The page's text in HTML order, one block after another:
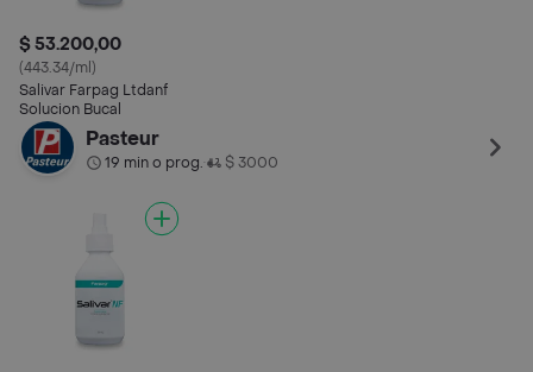
$ 53.200,00
(443.34/ml)
Salivar Farpag Ltdanf
Solucion Bucal
Pasteur
19 min o prog.• $ 3000